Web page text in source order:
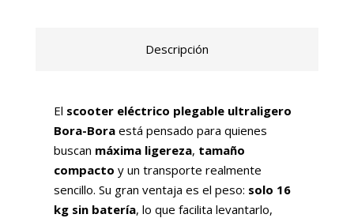
Descripción
El scooter eléctrico plegable ultraligero
Bora-Boraestá pensado para quienes
buscan máxima ligereza, tamaño
compacto y un transporte realmente
sencillo. Su gran ventaja es el peso: solo 16
kg sin batería, lo que facilita levantarlo,